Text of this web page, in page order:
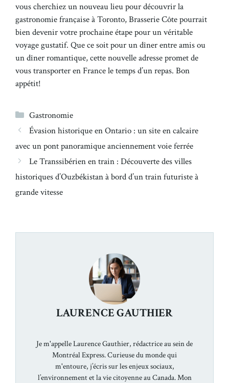
vous cherchiez un nouveau lieu pour découvrir la
gastronomie française à Toronto, Brasserie Côte pourrait
bien devenir votre prochaine étape pour un véritable
voyage gustatif. Que ce soit pour un dîner entre amis ou
un dîner romantique, cette nouvelle adresse promet de
vous transporter en France le temps d’un repas. Bon
appétit!
Catégories
Gastronomie
Évasion historique en Ontario : un site en calcaire
avec un pont panoramique anciennement voie ferrée
Le Transsibérien en train : Découverte des villes
historiques d’Ouzbékistan à bord d’un train futuriste à
grande vitesse
LAURENCE GAUTHIER
Je m'appelle Laurence Gauthier, rédactrice au sein de
Montréal Express. Curieuse du monde qui
m'entoure, j’écris sur les enjeux sociaux,
l’environnement et la vie citoyenne au Canada. Mon